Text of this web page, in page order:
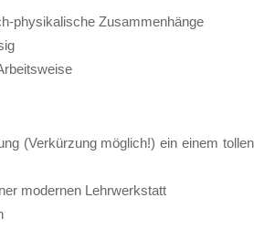
phy­si­ka­li­sche Zu­sam­men­hän­ge
(Ver­kür­zung mög­lich!) ein ei­nem tol­len
mo­der­nen Lehr­werk­statt